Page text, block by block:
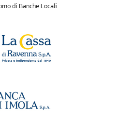
di Banche Locali